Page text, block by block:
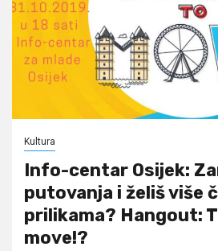
Kultura
Info-centar Osijek:
putovanja i želiš više
prilikama? Hangout:
move!?